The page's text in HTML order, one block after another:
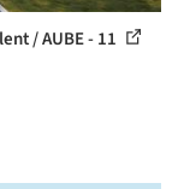
/ AUBE - 11